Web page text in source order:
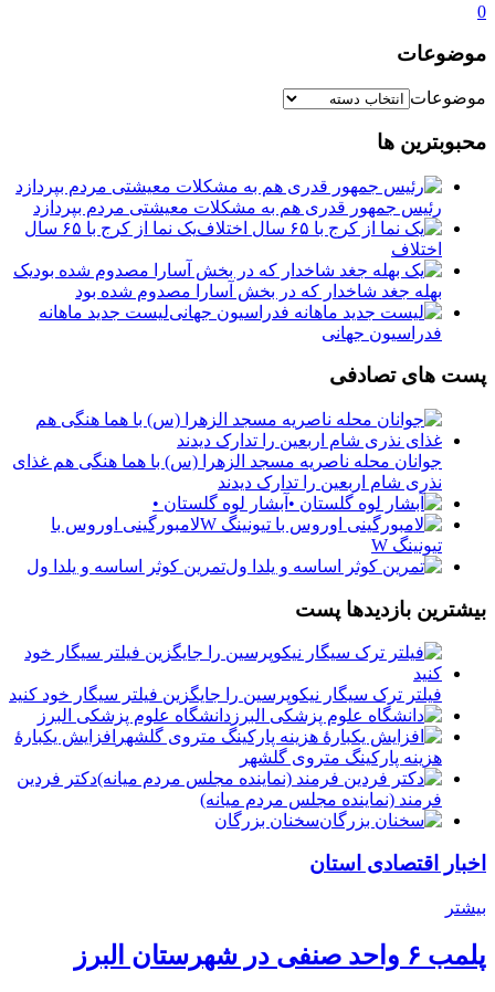
0
موضوعات
موضوعات
محبوبترین ها
رئیس جمهور قدری هم به مشکلات معیشتی مردم بپردازد
یک نما از کرج با ۶۵ سال
اختلاف
یک
بهله جغد شاخدار که در بخش آسارا مصدوم شده بود
لیست جدید ماهانه
فدراسیون جهانی
پست های تصادفی
جوانان محله ناصریه مسجد الزهرا (س) با هما هنگی هم غذای
نذری شام اربعین را تدارک دیدند
آبشار لوه گلستان •
لامبورگینی اوروس با
تیونینگ W
تمرین کوثر اساسه و یلدا ول
بیشترین بازدیدها پست
فیلتر ترک سیگار نیکوپرسین را جایگزین فیلتر سیگار خود کنید
دانشگاه علوم پزشکی البرز
افزایش یکبارۀ
هزینه پارکینگ متروی گلشهر
دكتر فردين
فرمند (نماينده مجلس مردم میانه)
سخنان بزرگان
اخبار اقتصادی استان
بیشتر
پلمب ۶ واحد صنفی در شهرستان البرز